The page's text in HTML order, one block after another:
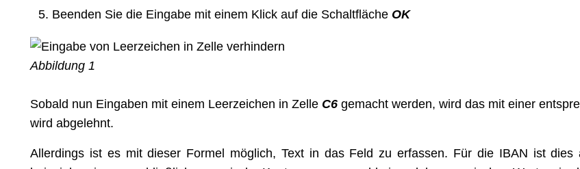
Beenden Sie die Eingabe mit einem Klick auf die Schaltfläche OK
Abbildung 1
Sobald nun Eingaben mit einem Leerzeichen in Zelle C6 gemacht werden, wird das mit einer
wird abgelehnt.
Allerdings ist es mit dieser Formel möglich, Text in das Feld zu erfassen. Für die IBAN ist